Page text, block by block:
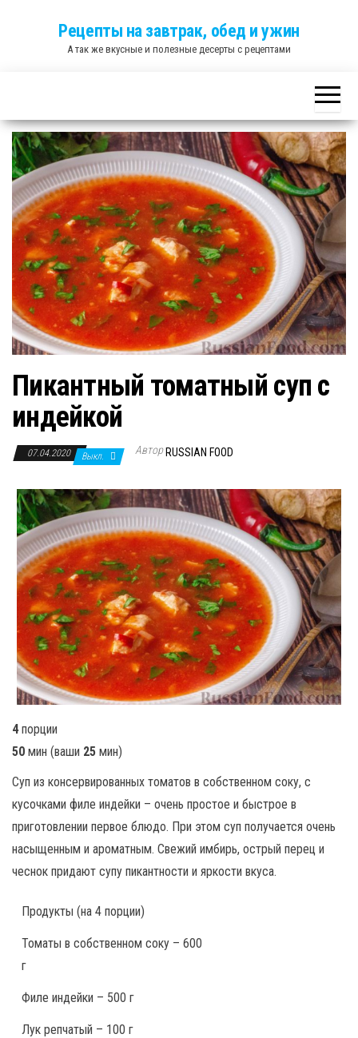
Рецепты на завтрак, обед и ужин
А так же вкусные и полезные десерты с рецептами
Пикантный томатный суп с
индейкой
07.04.2020 Выкл. Автор RUSSIAN FOOD
4 порции
50 мин (ваши 25 мин)
Суп из консервированных томатов в собственном соку, с
кусочками филе индейки – очень простое и быстрое в
приготовлении первое блюдо. При этом суп получается очень
насыщенным и ароматным. Свежий имбирь, острый перец и
чеснок придают супу пикантности и яркости вкуса.
Продукты (на 4 порции)
Томаты в собственном соку – 600
г
Филе индейки – 500 г
Лук репчатый – 100 г